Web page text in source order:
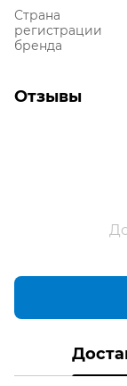
Страна
регистрации
бренда
Отзывы